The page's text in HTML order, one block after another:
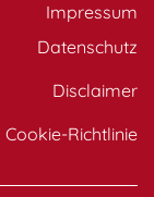
Impressum
Datenschutz
Disclaimer
Cookie-Richtlinie